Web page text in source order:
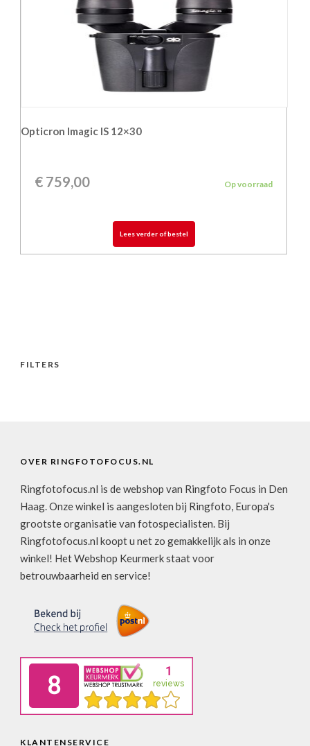
Opticron Imagic IS 12×30
€ 759,00 Op voorraad
Lees verder of bestel
FILTERS
OVER RINGFOTOFOCUS.NL
Ringfotofocus.nl is de webshop van Ringfoto Focus in Den
Haag. Onze winkel is aangesloten bij Ringfoto, Europa's
grootste organisatie van fotospecialisten. Bij
Ringfotofocus.nl koopt u net zo gemakkelijk als in onze
winkel! Het Webshop Keurmerk staat voor
betrouwbaarheid en service!
KLANTENSERVICE